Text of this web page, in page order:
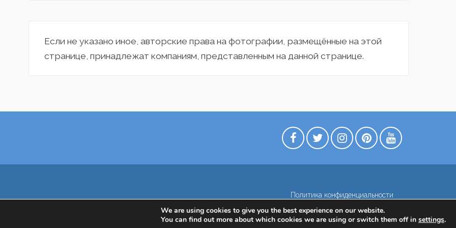
Если не указано иное, авторские права на фотографии, размещённые на этой
странице, принадлежат компаниям, представленным на данной странице.
Политика конфиденциальности
We are using cookies to give you the best experience on our website.
You can find out more about which cookies we are using or switch them off in settings.